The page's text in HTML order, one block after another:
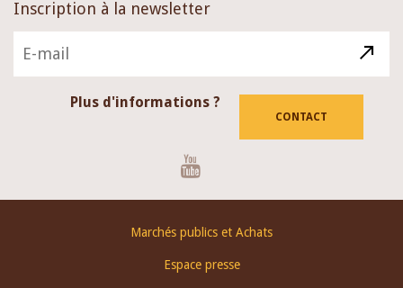
Inscription à la newsletter
Plus d'informations ?
CONTACT
Marchés publics et Achats
Espace presse